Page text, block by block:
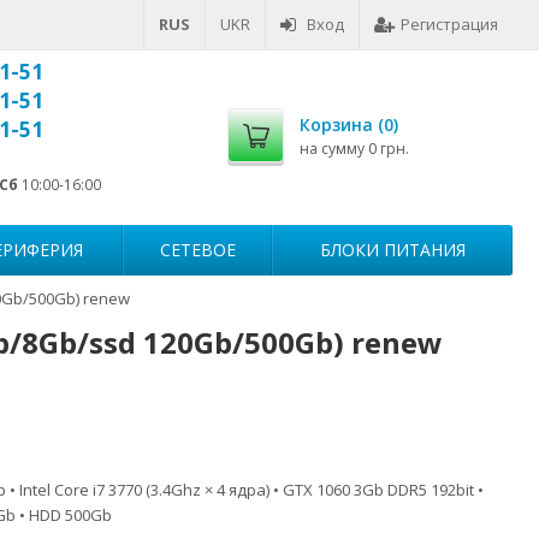
RUS UKR Вход Регистрация
51
51
51
Сб 10:00-16:00
Корзина (0)
на сумму 0 грн.
СЕТЕВОЕ БЛОКИ ПИТАНИЯ
500Gb) renew
ssd 120Gb/500Gb) renew
Core i7 3770 (3.4Ghz × 4 ядра) • GTX 1060 3Gb DDR5 192bit •
• HDD 500Gb